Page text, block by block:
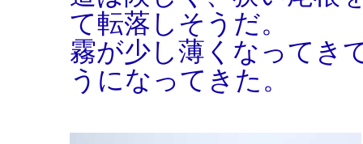
て転落しそうだ。
霧が少し薄くなってき
うになってきた。